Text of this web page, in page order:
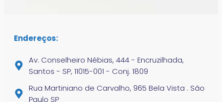
Endereços:
Av. Conselheiro Nébias, 444 - Encruzilhada,
Santos - SP, 11015-001 - Conj. 1809
Rua Martiniano de Carvalho, 965 Bela Vista . São
Paulo SP